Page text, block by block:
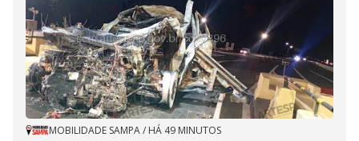
MOBILIDADE SAMPA/ HÁ 49 MINUTOS